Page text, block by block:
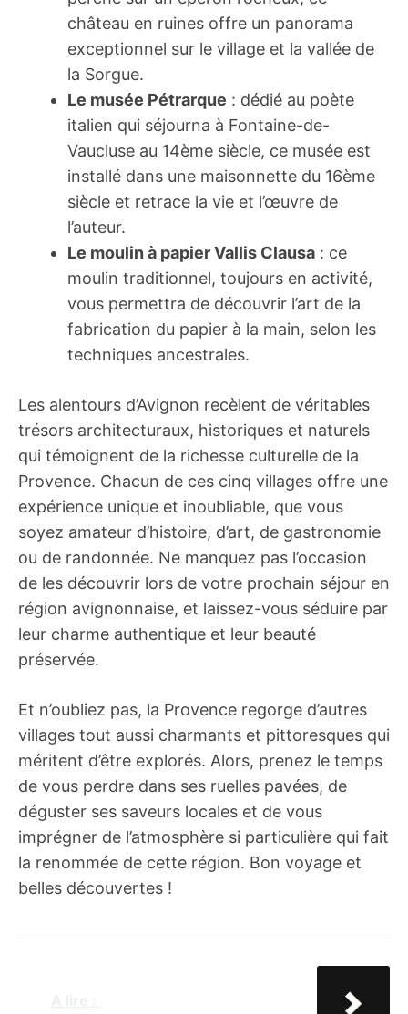
château en ruines offre un panorama
exceptionnel sur le village et la vallée de
la Sorgue.
Le musée Pétrarque : dédié au poète
italien qui séjourna à Fontaine-de-
Vaucluse au 14ème siècle, ce musée est
installé dans une maisonnette du 16ème
siècle et retrace la vie et l’œuvre de
l’auteur.
Le moulin à papier Vallis Clausa : ce
moulin traditionnel, toujours en activité,
vous permettra de découvrir l’art de la
fabrication du papier à la main, selon les
techniques ancestrales.
Les alentours d’Avignon recèlent de véritables
trésors architecturaux, historiques et naturels
qui témoignent de la richesse culturelle de la
Provence. Chacun de ces cinq villages offre une
expérience unique et inoubliable, que vous
soyez amateur d’histoire, d’art, de gastronomie
ou de randonnée. Ne manquez pas l’occasion
de les découvrir lors de votre prochain séjour en
région avignonnaise, et laissez-vous séduire par
leur charme authentique et leur beauté
préservée.
Et n’oubliez pas, la Provence regorge d’autres
villages tout aussi charmants et pittoresques qui
méritent d’être explorés. Alors, prenez le temps
de vous perdre dans ses ruelles pavées, de
déguster ses saveurs locales et de vous
imprégner de l’atmosphère si particulière qui fait
la renommée de cette région. Bon voyage et
belles découvertes !